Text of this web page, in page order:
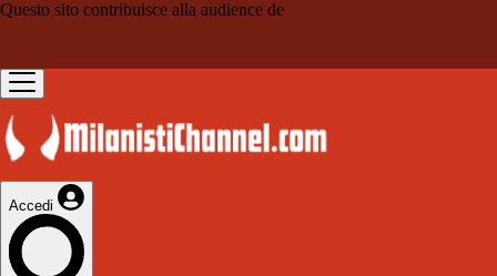
Questo sito contribuisce alla audience de
Accedi